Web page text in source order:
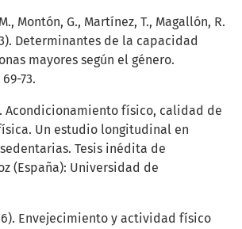
Montón, G., Martínez, T., Magallón, R.
Determinantes de la capacidad
mayores según el género.
73.
Acondicionamiento físico, calidad de
Un estudio longitudinal en
Tesis inédita de
(España): Universidad de
Envejecimiento y actividad físico